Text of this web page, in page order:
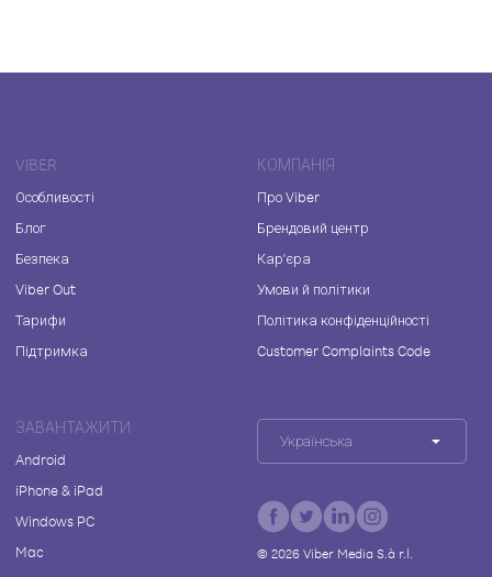
VIBER
Особливості
Блог
Безпека
Viber Out
Тарифи
Підтримка
КОМПАНІЯ
Про Viber
Брендовий центр
Кар'єра
Умови й політики
Політика конфіденційності
Customer Complaints Code
ЗАВАНТАЖИТИ
Android
iPhone & iPad
Windows PC
Mac
Українська
© 2026Viber Media S.à r.l.